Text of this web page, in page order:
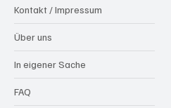
Kontakt / Impressum
Über uns
In eigener Sache
FAQ